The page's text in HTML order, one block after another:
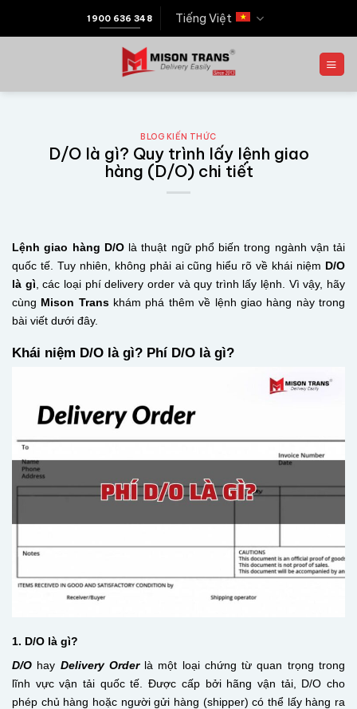
1900 636 348 Tiếng Việt
BLOG KIẾN THỨC
D/O là gì? Quy trình lấy lệnh giao
hàng (D/O) chi tiết
Lệnh giao hàng D/Olà thuật ngữ phổ biến trong ngành vận tải
quốc tế. Tuy nhiên, không phải ai cũng hiểu rõ về khái niệm D/O
là gì , các loại phí delivery order và quy trình lấy lệnh. Vì vậy, hãy
cùng Mison Transkhám phá thêm về lệnh giao hàng này trong
bài viết dưới đây.
Khái niệm D/O là gì? Phí D/O là gì?
1. D/O là gì?
D/O hay Delivery Orderlà một loại chứng từ quan trọng trong
lĩnh vực vận tải quốc tế. Được cấp bởi hãng vận tải, D/O cho
phép chủ hàng hoặc người gửi hàng (shipper) có thể lấy hàng ra